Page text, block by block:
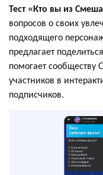
Тест «Кто вы из
вопросов о своих
подходящего
предлагает
помогает
участников в
подписчиков.